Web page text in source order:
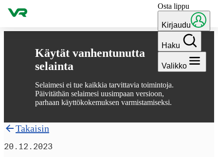
Käytät vanhentunutta
selainta
Selaimesi ei tue kaikkia tarvittavia toimintoja.
Päivitäthän selaimesi uusimpaan versioon,
parhaan käyttökokemuksen varmistamiseksi.
Hyppää sisältöön Osta lippu
Kirjaudu
Haku
Valikko
Takaisin
20.12.2023